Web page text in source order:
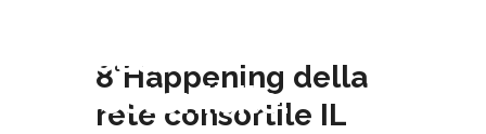
locale
sostenibile.
8°Happening della
rete consortile IL